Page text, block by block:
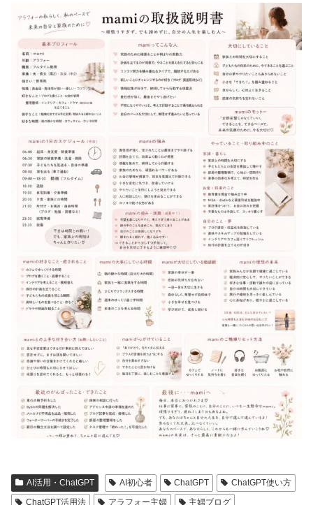
AI活用・ChatGPT AI初心者 ChatGPT
ChatGPT使い方
ChatGPT活用法
アラフォー主婦
主婦ブログ